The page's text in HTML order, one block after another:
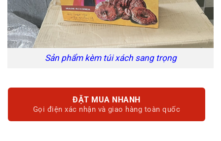
Sản phẩm kèm túi xách sang trọng
ĐẶT MUA NHANH
Gọi điện xác nhận và giao hàng toàn quốc